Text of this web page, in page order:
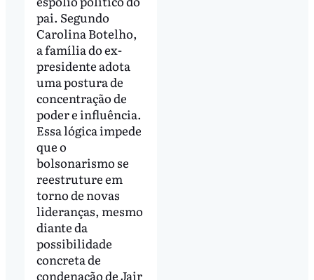
pai. Segundo
Carolina Botelho,
a família do ex-
presidente adota
uma postura de
concentração de
poder e influência.
Essa lógica impede
que o
bolsonarismo se
reestruture em
torno de novas
lideranças, mesmo
diante da
possibilidade
concreta de
condenação de Jair